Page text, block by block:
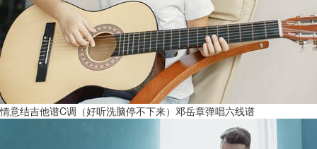
情意结吉他谱C调（好听洗脑停不下来）邓岳章弹唱六线谱